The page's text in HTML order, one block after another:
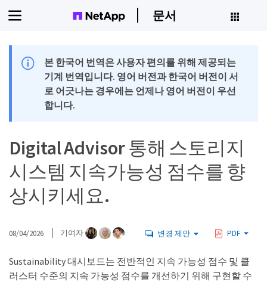
문서
본 한국어 번역은 사용자 편의를 위해 제공되는
기계 번역입니다. 영어 버전과 한국어 버전이 서
로 어긋나는 경우에는 언제나 영어 버전이 우선
합니다.
Digital Advisor 통해 스토리지
시스템 지속가능성 점수를 향
상시키세요.
08/04/2026 기여자 변경 제안 PDF
Sustainability 대시보드는 전반적인 지속 가능성 점수 및 클
러스터 수준의 지속 가능성 점수를 개선하기 위해 구현할 수